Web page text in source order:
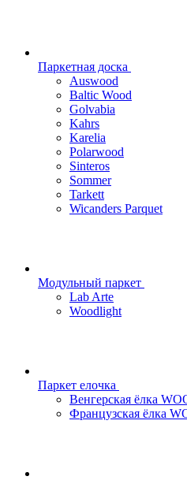
Паркетная доска
Auswood
Baltic Wood
Golvabia
Kahrs
Karelia
Polarwood
Sinteros
Sommer
Tarkett
Wicanders Parquet
Модульный паркет
Lab Arte
Woodlight
Паркет елочка
Венгерская ёлка
Французская ёлка